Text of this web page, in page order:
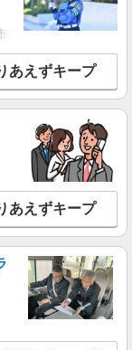
岩槻区・久喜市・蓮田
あえずキープ
あえずキープ